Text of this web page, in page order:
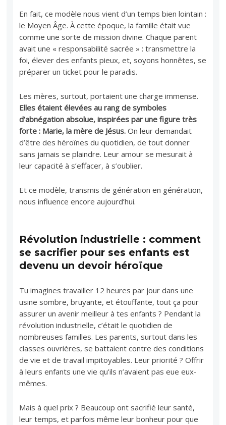
En fait, ce modèle nous vient d’un temps bien lointain :
le Moyen Âge. À cette époque, la famille était vue
comme une sorte de mission divine. Chaque parent
avait une « responsabilité sacrée » : transmettre la
foi, élever des enfants pieux, et, soyons honnêtes, se
préparer un ticket pour le paradis.
Les mères, surtout, portaient une charge immense.
Elles étaient élevées au rang de symboles
d’abnégation absolue, inspirées par une figure très
forte : Marie, la mère de Jésus. On leur demandait
d’être des héroïnes du quotidien, de tout donner
sans jamais se plaindre. Leur amour se mesurait à
leur capacité à s’effacer, à s’oublier.
Et ce modèle, transmis de génération en génération,
nous influence encore aujourd’hui.
Révolution industrielle : comment
se sacrifier pour ses enfants est
devenu un devoir héroïque
Tu imagines travailler 12 heures par jour dans une
usine sombre, bruyante, et étouffante, tout ça pour
assurer un avenir meilleur à tes enfants ? Pendant la
révolution industrielle, c’était le quotidien de
nombreuses familles. Les parents, surtout dans les
classes ouvrières, se battaient contre des conditions
de vie et de travail impitoyables. Leur priorité ? Offrir
à leurs enfants une vie qu’ils n’avaient pas eue eux-
mêmes.
Mais à quel prix ? Beaucoup ont sacrifié leur santé,
leur temps, et parfois même leur bonheur pour que